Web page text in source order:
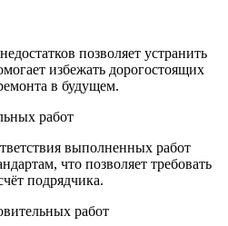
позволяет устранить
избежать дорогостоящих
в будущем.
работ
выполненных работ
что позволяет требовать
подрядчика.
работ